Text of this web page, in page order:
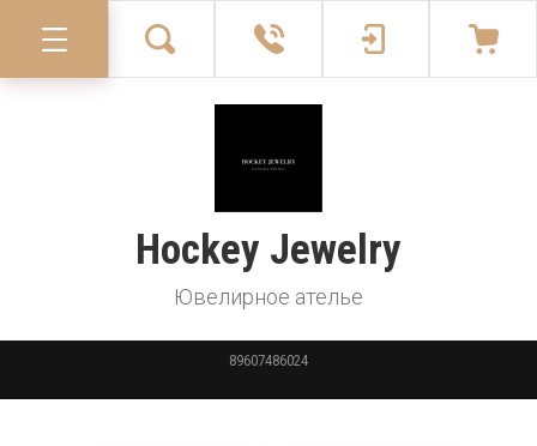
Hockey Jewelry
Ювелирное ателье
89607486024